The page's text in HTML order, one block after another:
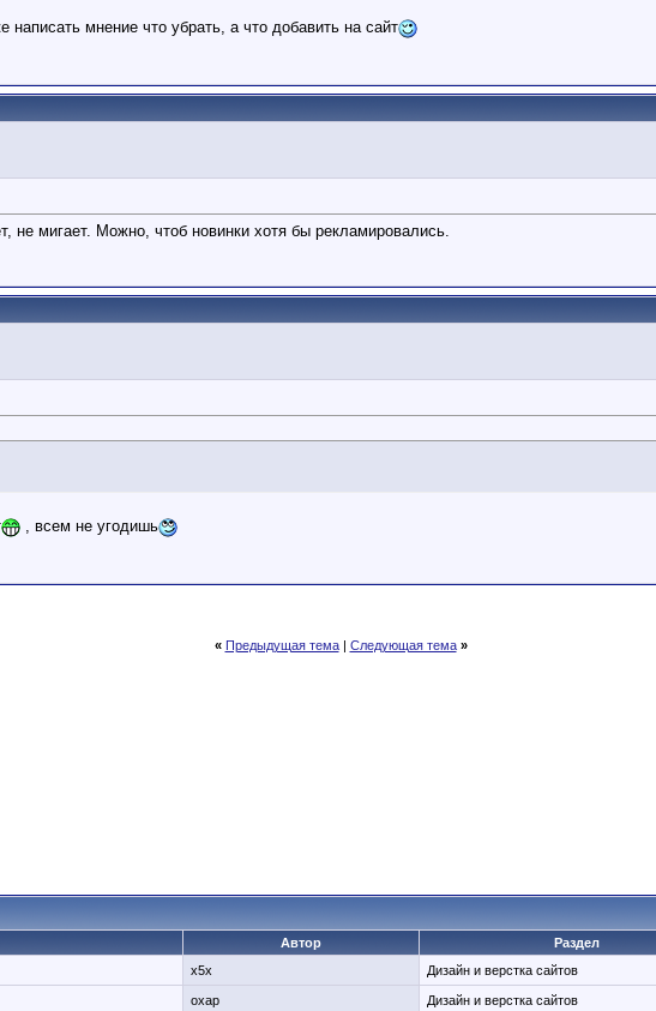
мнение что убрать, а что добавить на сайт
не мигает. Можно, чтоб новинки хотя бы рекламировались.
, всем не угодишь
« Предыдущая тема| Следующая тема »
Автор Раздел
x5x Дизайн и верстка сайтов
oxap Дизайн и верстка сайтов